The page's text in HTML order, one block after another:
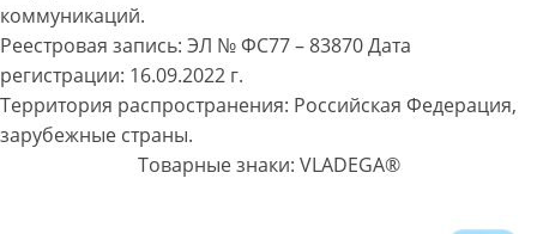
коммуникаций.
Реестровая запись: ЭЛ № ФС77 – 83870 Дата
регистрации: 16.09.2022 г.
Территория распространения: Российская Федерация,
зарубежные страны.
Товарные знаки: VLADEGA®